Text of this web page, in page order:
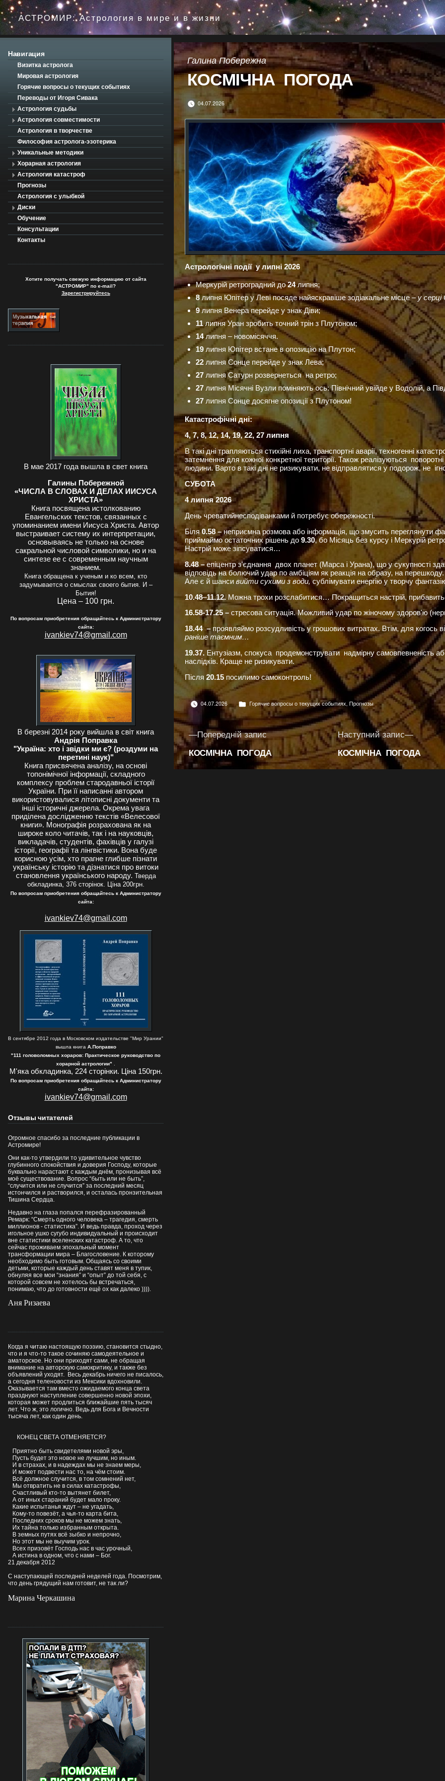
Перейти
до
вмістуАСТРОМИР: Астрология в мире и в жизни
Навигация
Визитка астролога
Мировая астрология
Горячие вопросы о текущих событиях
Переводы от Игоря Сивака
Астрология судьбы
Астрология совместимости
Астрология в творчестве
Философия астролога-эзотерика
Уникальные методики
Хорарная астрология
Астрология катастроф
Прогнозы
Астрология с улыбкой
Диски
Обучение
Консультации
Контакты
Хотите получать свежую информацию от сайта
"АСТРОМИР" по e-mail?
Зарегистрируйтесь
В мае 2017 года вышла в свет книга
Галины Побережной
«ЧИСЛА В СЛОВАХ И ДЕЛАХ ИИСУСА
ХРИСТА»
Книга посвящена истолкованию
Евангельских текстов, связанных с
упоминанием имени Иисуса Христа. Автор
выстраивает систему их интерпретации,
основываясь не только на основе
сакральной числовой символики, но и на
синтезе ее с современным научным
знанием.
Книга обращена к ученым и ко всем, кто
задумывается о смыслах своего бытия. И –
Бытия!
Цена – 100 грн.
По вопросам приобретения обращайтесь к Администратору
сайта:
ivankiev74@gmail.com
В березні 2014 року вийшла в світ книга
Андрія Поправка
"Україна: хто і звідки ми є? (роздуми на
перетині наук)"
Книга присвячена аналізу, на основі
топонімічної інформації, складного
комплексу проблем стародавньої історії
України. При її написанні автором
використовувалися літописні документи та
інші історичні джерела. Окрема увага
приділена дослідженню текстів «Велесової
книги». Монографія розрахована як на
широке коло читачів, так і на науковців,
викладачів, студентів, фахівців у галузі
історії, географії та лінгвістики. Вона буде
корисною усім, хто прагне глибше пізнати
українську історію та дізнатися про витоки
становлення українського народу. Тверда
обкладинка, 376 сторінок. Ціна 200грн.
По вопросам приобретения обращайтесь к Администратору
сайта:
ivankiev74@gmail.com
В сентябре 2012 года в Московском издательстве "Мир Урании"
вышла книгаА.Поправко
"111 головоломных хораров: Практическое руководство по
хорарной астрологии" .
М'яка обкладинка, 224 сторінки. Ціна 150грн.
По вопросам приобретения обращайтесь к Администратору
сайта:
ivankiev74@gmail.com
Отзывы читателей
Огромное спасибо за последние публикации в
Астромире!
Они как-то утвердили то удивительное чувство
глубинного спокойствия и доверия Господу, которые
буквально нарастают с каждым днём, пронизывая всё
моё существование. Вопрос “быть или не быть”,
“случится или не случится” за последний месяц
истончился и растворился, и осталась пронзительная
Тишина Сердца.
Недавно на глаза попался перефразированный
Ремарк: “Смерть одного человека – трагедия, смерть
миллионов - статистика”. И ведь правда, проход через
игольное ушко сугубо индивидуальный и происходит
вне статистики вселенских катастроф. А то, что
сейчас проживаем эпохальный момент
трансформации мира – Благословение. К которому
необходимо быть готовым. Общаясь со своими
детьми, которые каждый день ставят меня в тупик,
обнуляя все мои “знания” и “опыт” до той себя, с
которой совсем не хотелось бы встречаться,
понимаю, что до готовности ещё ох как далеко )))).
Аня Ризаева
Когда я читаю настоящую поэзию, становится стыдно,
что и я что-то такое сочиняю самодеятельное и
аматорское. Но они приходят сами, не обращая
внимание на авторскую самокритику, и также без
объявлений уходят. Весь декабрь ничего не писалось,
а сегодня теленовости из Мексики вдохновили.
Оказывается там вместо ожидаемого конца света
празднуют наступление совершенно новой эпохи,
которая может продлиться ближайшие пять тысяч
лет. Что ж, это логично. Ведь для Бога и Вечности
тысяча лет, как один день.
КОНЕЦ СВЕТА ОТМЕНЯЕТСЯ?
Приятно быть свидетелями новой эры,
Пусть будет это новое не лучшим, но иным.
И в страхах, и в надеждах мы не знаем меры,
И может подвести нас то, на чём стоим.
Всё должное случится, в том сомнений нет,
Мы отвратить не в силах катастрофы,
Счастливый кто-то вытянет билет,
А от иных стараний будет мало проку.
Какие испытанья ждут – не угадать,
Кому-то повезёт, а чья-то карта бита,
Последних сроков мы не можем знать,
Их тайна только избранным открыта.
В земных путях всё зыбко и непрочно,
Но этот мы не выучим урок.
Всех призовёт Господь нас в час урочный,
А истина в одном, что с нами – Бог.
21 декабря 2012
С наступающей последней неделей года. Посмотрим,
что день грядущий нам готовит, не так ли?
Марина Черкашина
Галина Побережна
КОСМІЧНА ПОГОДА
04.07.2026
Астрологічні події у липні 2026
Меркурій ретроградний до24липня;
8липня Юпітер у Леві посяде найяскравіше зодіакальне місце –у
9липня Венера перейде у знак Діви;
11липня Уран зробить точний трін з Плутоном;
14липня – новомісяччя.
19 липня Юпітер встане в опозицію на Плутон;
22 липня Сонце перейде у знак Лева;
27 липня Сатурн розвернеться на ретро;
27 липня Місячні Вузли поміняють ось: Північний увійде у Водолій, а
27 липня Сонце досягне опозиції з Плутоном!
Катастрофічні дні:
4, 7, 8, 12, 14, 19, 22, 27 липня
В такі дні трапляються стихійні лиха, транспортні аварії, техногенні
затемнення для кожної конкретної території. Також реалізуються
людини. Варто в такі дні не ризикувати, не відправлятися у подорож, не
СУБОТА
4 липня 2026
День чреватийнесподіванками й потребує обережності.
Біля0.58 –неприємна розмова або інформація, що змусить переглянути
приймаймо остаточних рішень до 9.30, бо Місяць без курсу і Меркурій
Настрій може зіпсуватися…
8.48 –епіцентр зʹєднання двох планет (Марса і Урана), що у сукупності
відповідь на болючий удар по амбіціям як реакція на образу, на
Але є й шанси вийти сухими з води,сублімувати
10.48–11.12. Можна трохи розслабитися… Покращиться настрій,
16.58-17.25 – стресова ситуація. Можливий удар по жіночому здоровʹю
18.44 – проявляймо розсудливість у грошових витратах. Втім, для когось
раніше таємним…
19.37. Ентузіазм, спокуса продемонструвати надмірну самовпевненість
наслідків. Краще не ризикувати.
Після 20.15 посилимо самоконтроль!
04.07.2026
Опубліковано
Горячие вопросы о текущих событиях, Прогнозы
Навігація
записів
Попередній записПопередній
запис:
КОСМІЧНА ПОГОДА
Наступний запис
запис:
КОСМІЧНА ПОГОДА